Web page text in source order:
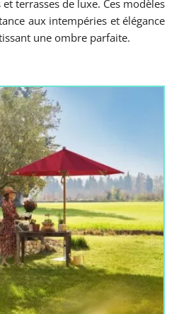
terrasses de luxe. Ces modèles
aux intempéries et élégance
une ombre parfaite.